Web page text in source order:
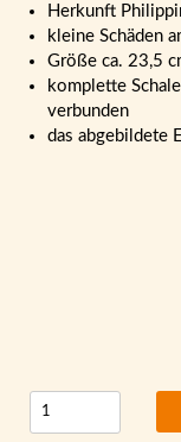
Herkunft
kleine Schäden
Größe ca. 23,5
komplette
verbunden
das abgebildete